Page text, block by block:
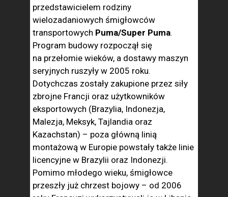
przedstawicielem rodziny
wielozadaniowych śmigłowców
transportowych Puma/Super Puma.
Program budowy rozpoczął się
na przełomie wieków, a dostawy maszyn
seryjnych ruszyły w 2005 roku.
Dotychczas zostały zakupione przez siły
zbrojne Francji oraz użytkowników
eksportowych (Brazylia, Indonezja,
Malezja, Meksyk, Tajlandia oraz
Kazachstan) – poza główną linią
montażową w Europie powstały także linie
licencyjne w Brazylii oraz Indonezji.
Pomimo młodego wieku, śmigłowce
przeszły już chrzest bojowy – od 2006